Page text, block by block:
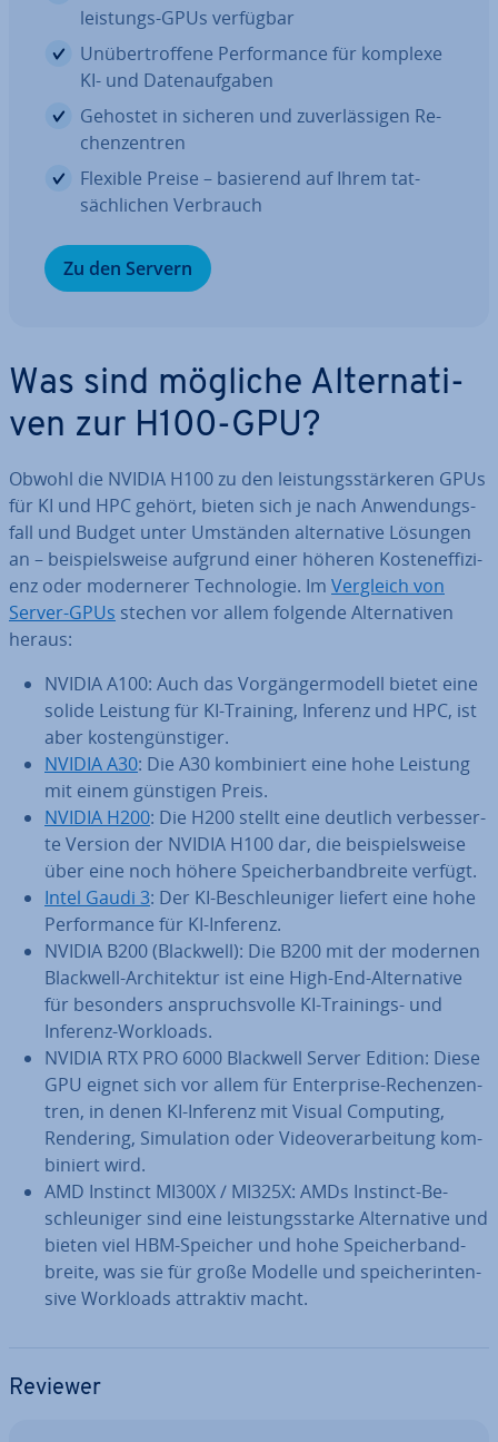
leis­tungs-GPUs verfügbar
Un­über­trof­fe­ne Per­for­mance für komplexe
KI- und Da­ten­auf­ga­ben
Gehostet in sicheren und zu­ver­läs­si­gen Re­
chen­zen­tren
Flexible Preise – basierend auf Ihrem tat­
säch­li­chen Verbrauch
Zu den Servern
Was sind mögliche Al­ter­na­ti­
ven zur H100-GPU?
Obwohl die NVIDIA H100 zu den leis­tungs­stär­ke­ren GPUs
für KI und HPC gehört, bieten sich je nach An­wen­dungs­
fall und Budget unter Umständen al­ter­na­ti­ve Lösungen
an – bei­spiels­wei­se aufgrund einer höheren Kos­ten­ef­fi­zi­
enz oder mo­der­ne­rer Tech­no­lo­gie. Im Vergleich von
Server-GPUs stechen vor allem folgende Al­ter­na­ti­ven
heraus:
NVIDIA A100: Auch das Vor­gän­ger­mo­dell bietet eine
solide Leistung für KI-Training, Inferenz und HPC, ist
aber kos­ten­güns­ti­ger.
NVIDIA A30: Die A30 kom­bi­niert eine hohe Leistung
mit einem günstigen Preis.
NVIDIA H200: Die H200 stellt eine deutlich ver­bes­ser­
te Version der NVIDIA H100 dar, die bei­spiels­wei­se
über eine noch höhere Spei­cher­band­brei­te verfügt.
Intel Gaudi 3: Der KI-Be­schleu­ni­ger liefert eine hohe
Per­for­mance für KI-Inferenz.
NVIDIA B200 (Blackwell): Die B200 mit der modernen
Blackwell-Ar­chi­tek­tur ist eine High-End-Al­ter­na­ti­ve
für besonders an­spruchs­vol­le KI-Trainings- und
Inferenz-Workloads.
NVIDIA RTX PRO 6000 Blackwell Server Edition: Diese
GPU eignet sich vor allem für En­ter­pri­se-Re­chen­zen­
tren, in denen KI-Inferenz mit Visual Computing,
Rendering, Si­mu­la­ti­on oder Vi­deo­ver­ar­bei­tung kom­
bi­niert wird.
AMD Instinct MI300X / MI325X: AMDs Instinct-Be­
schleu­ni­ger sind eine leis­tungs­star­ke Al­ter­na­ti­ve und
bieten viel HBM-Speicher und hohe Spei­cher­band­
brei­te, was sie für große Modelle und spei­cher­in­ten­
si­ve Workloads attraktiv macht.
Reviewer